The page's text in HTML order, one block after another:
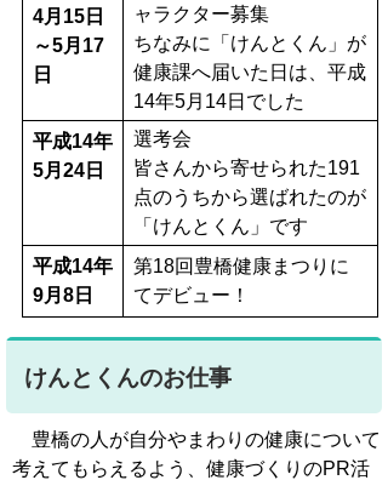
4月15日
～5月17
日
ャラクター募集
ちなみに「けんとくん」が
健康課へ届いた日は、平成
14年5月14日でした
平成14年
5月24日
選考会
皆さんから寄せられた191
点のうちから選ばれたのが
「けんとくん」です
平成14年
9月8日
第18回豊橋健康まつりに
てデビュー！
けんとくんのお仕事
豊橋の人が自分やまわりの健康について
考えてもらえるよう、健康づくりのPR活